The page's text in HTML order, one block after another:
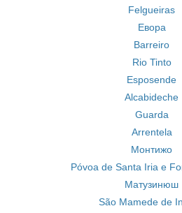
Felgueiras
Евора
Barreiro
Rio Tinto
Esposende
Alcabideche
Guarda
Arrentela
Монтижо
Póvoa de Santa Iria e
Матузинюш
São Mamede de